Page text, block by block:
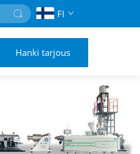
FI
Hanki tarjous